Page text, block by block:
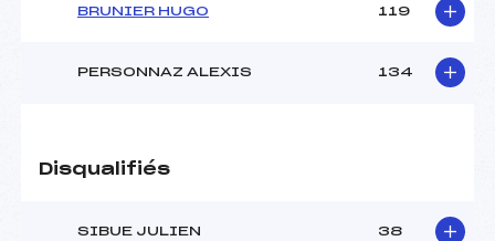
BRUNIER HUGO 119
PERSONNAZ ALEXIS 134
Disqualifiés
SIBUE JULIEN 38